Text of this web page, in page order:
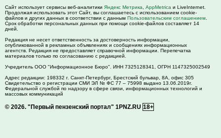
Сайт использует сервисы веб-аналитики Яндекс Метрика AppMetrica и LiveInternet.
Продолжая использовать этот Сайт, вы соглашаетесь с использованием cookie-
файлов и других данных в соответствии с данным Пользовательским соглашением
Срок обработки персональных данных при помощи cookie-файлов составляет 14
дней.
Редакция не несет ответственность за достоверность информации,
опубликованной в рекламных объявлениях и сообщениях информационных
агентств. Редакция не предоставляет справочной информации. Перепечатка
материалов только по согласованию с редакцией.
Учредитель ООО "Информационное Бюро". ИНН 7325128341, ОГРН 1147325002549
Адрес редакции: 198332 г. Санкт-Петербург, Брестский бульвар, 8А, офис 305
Свидетельство о регистрации СМИ ЭЛ № ФС 77 – 75998 выдано 13.06.2019г.
Федеральной службой по надзору в сфере связи, информационных технологий и
массовых коммуникаций
© 2026. "Первый пензенский портал" 1PNZ.RU 18+